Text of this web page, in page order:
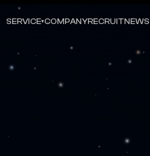
SERVICE▾COMPANYRECRUITNEWS